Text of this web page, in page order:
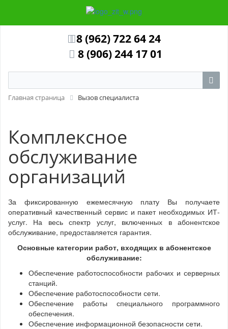
8 (962) 722 64 24
8 (906) 244 17 01
Главная страница Вызов специалиста
Комплексное
обслуживание
организаций
За фиксированную ежемесячную плату Вы получаете
оперативный качественный сервис и пакет необходимых ИТ-
услуг. На весь спектр услуг, включенных в абонентское
обслуживание, предоставляется гарантия.
Основные категории работ, входящих в абонентское
обслуживание:
Обеспечение работоспособности рабочих и серверных
станций.
Обеспечение работоспособности сети.
Обеспечение работы специального программного
обеспечения.
Обеспечение информационной безопасности сети.